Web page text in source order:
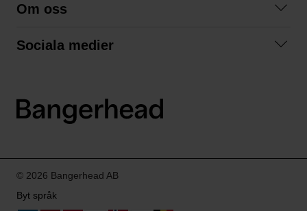
Köpvillkor
Om oss
Våra fraktalternativ
Sociala medier
LinkedIn
© 2026 Bangerhead AB
Byt språk